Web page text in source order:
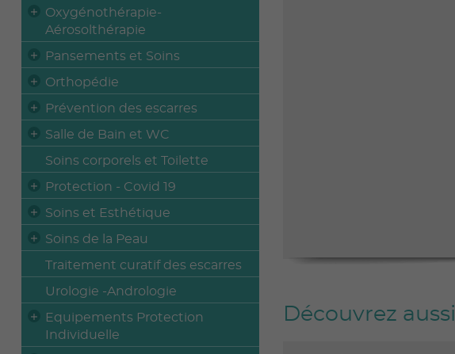
Oxygénothérapie-
Aérosolthérapie
Pansements et Soins
Orthopédie
Prévention des escarres
Salle de Bain et WC
Soins corporels et Toilette
Protection - Covid 19
Soins et Esthétique
Soins de la Peau
Traitement curatif des escarres
Urologie -Andrologie
Equipements Protection
Individuelle
Découvrez aussi